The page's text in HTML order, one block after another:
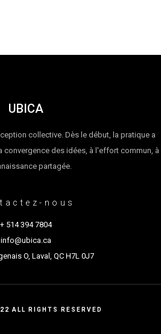
UBICA
collective. Dès le début, la pratique a
convergence des idées, à l'effort commun, à
partagée.
nous
+ 514 394 7804
info@ubica.ca
O, Laval, QC H7L 0J7
ALL RIGHTS RESERVED